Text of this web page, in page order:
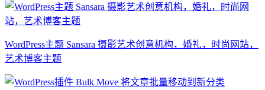
WordPress主题 Sansara 摄影艺术创意机构，婚礼，时尚网站，
艺术博客主题